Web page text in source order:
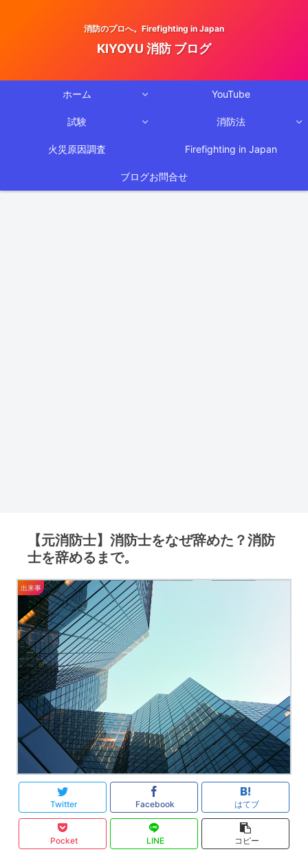
消防のプロへ。Firefighting in Japan
KIYOYU 消防 ブログ
ホーム YouTube
試験 消防法
火災原因調査 Firefighting in Japan
ブログお問合せ
【元消防士】消防士をなぜ辞めた？消防
士を辞めるまで。
出来事
Twitter Facebook はてブ
Pocket LINE コピー